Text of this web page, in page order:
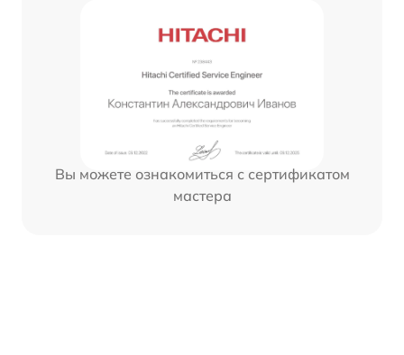
Вы можете ознакомиться с сертификатом
мастера